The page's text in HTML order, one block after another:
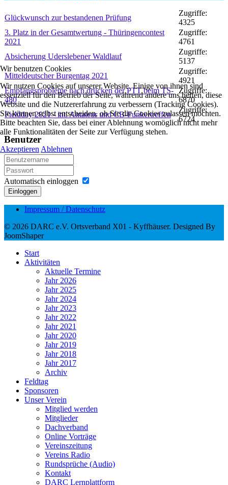
Glückwunsch zur bestandenen Prüfung
Zugriffe:
4325
3. Platz in der Gesamtwertung - Thüringencontest
2021
Zugriffe:
4761
Absicherung Uderslebener Waldlauf
Zugriffe:
5137
Mitteldeutscher Burgentag 2021
Zugriffe:
4921
Empfangsprobleme nach drücken der PTT beim TS-
480
Zugriffe:
6870
Fieldday 2021 - int. Amateur und CB-Funkertreffen
Zugriffe:
6724
Benutzer
Automatisch einloggen
Einloggen
Impressum / Datenschutz
© 2026 DARC e.V. Ortsverband X01 - Kyffhäuser. Designed By
JoomShaper
Start
Aktivitäten
Aktuelle Termine
Jahr 2026
Jahr 2025
Jahr 2024
Jahr 2023
Jahr 2022
Jahr 2021
Jahr 2020
Jahr 2019
Jahr 2018
Jahr 2017
Archiv
Feldtag
Sponsoren
Unser Verein
Mitglied werden
Mitglieder
Dachverband
Online Vorträge
Vereinszeitung
Vereins Radio
Rundsprüche (Audio)
Kontakt
DARC Lernplattform
Wir benutzen Cookies
Wir nutzen Cookies auf unserer Website. Einige von ihnen sind
essenziell für den Betrieb der Seite, während andere uns helfen, diese
Website und die Nutzererfahrung zu verbessern (Tracking Cookies).
Sie können selbst entscheiden, ob Sie die Cookies zulassen möchten.
Bitte beachten Sie, dass bei einer Ablehnung womöglich nicht mehr
alle Funktionalitäten der Seite zur Verfügung stehen.
Akzeptieren Ablehnen